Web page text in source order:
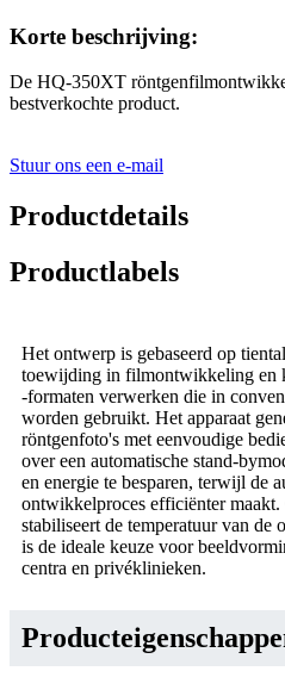
Korte beschrijving:
De HQ-350XT
bestverkochte product.
Stuur ons een e-mail
Productdetails
Productlabels
Het ontwerp is gebaseerd op
toewijding in filmontwikkeling en
-formaten verwerken die in
worden gebruikt. Het apparaat
röntgenfoto's met eenvoudige
over een automatische stand-
en energie te besparen, terwijl de
ontwikkelproces efficiënter maakt.
stabiliseert de temperatuur van de
is de ideale keuze voor
centra en privéklinieken.